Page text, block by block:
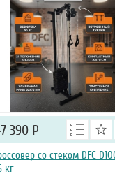
со стеком DFC
кг
390 Р